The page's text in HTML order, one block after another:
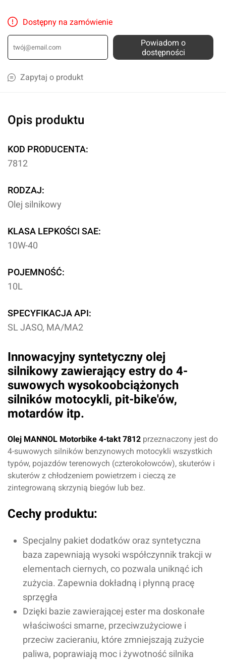
Dostępny na zamówienie
Powiadom o
dostępności
Zapytaj o produkt
Opis produktu
KOD PRODUCENTA:
7812
RODZAJ:
Olej silnikowy
KLASA LEPKOŚCI SAE:
10W-40
POJEMNOŚĆ:
10L
SPECYFIKACJA API:
SL JASO, MA/MA2
Innowacyjny syntetyczny olej
silnikowy zawierający estry do 4-
suwowych wysokoobciążonych
silników motocykli, pit-bike'ów,
motardów itp.
Olej MANNOL Motorbike 4-takt 7812 przeznaczony jest do
4-suwowych silników benzynowych motocykli wszystkich
typów, pojazdów terenowych (czterokołowców), skuterów i
skuterów z chłodzeniem powietrzem i cieczą ze
zintegrowaną skrzynią biegów lub bez.
Cechy produktu:
Specjalny pakiet dodatków oraz syntetyczna
baza zapewniają wysoki współczynnik trakcji w
elementach ciernych, co pozwala uniknąć ich
zużycia. Zapewnia dokładną i płynną pracę
sprzęgła
Dzięki bazie zawierającej ester ma doskonałe
właściwości smarne, przeciwzużyciowe i
przeciw zacieraniu, które zmniejszają zużycie
paliwa, poprawiają moc i żywotność silnika